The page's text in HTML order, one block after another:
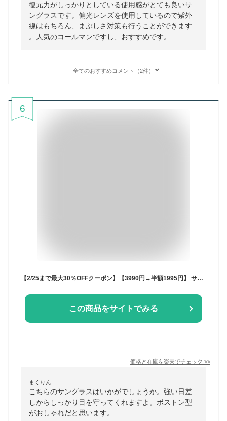
復元力がしっかりとしている使用感がとても良いサ
ングラスです。偏光レンズを使用しているので紫外
線はもちろん、まぶしさ対策も行うことができます
。人気のコールマンですし、おすすめです。
全てのおすすめコメント（2件）
6
【2/25まで最大30％OFFクーポン】【3990円→半額1995円】 サングラス メンズ レディース SBG ブランド ウェリントン ボストン 薄い 色 uvカット スポーツ 大きめ 黒 ブルーレンズ カラーレンズ おしゃれ
この商品をサイトでみる
価格と在庫を楽天でチェック >>
まくりん
こちらのサングラスはいかがでしょうか。強い日差
しからしっかり目を守ってくれますよ。ボストン型
がおしゃれだと思います。